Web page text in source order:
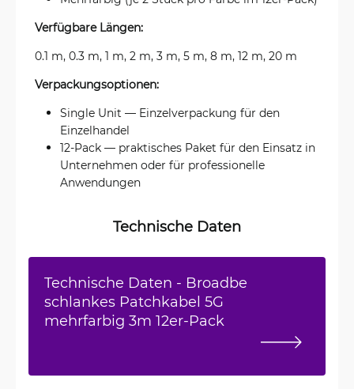
Verfügbare Längen:
0.1 m, 0.3 m, 1 m, 2 m, 3 m, 5 m, 8 m, 12 m, 20 m
Verpackungsoptionen:
Single Unit — Einzelverpackung für den
Einzelhandel
12-Pack — praktisches Paket für den Einsatz in
Unternehmen oder für professionelle
Anwendungen
Technische Daten
Technische Daten - Broadbe
schlankes Patchkabel 5G
mehrfarbig 3m 12er-Pack